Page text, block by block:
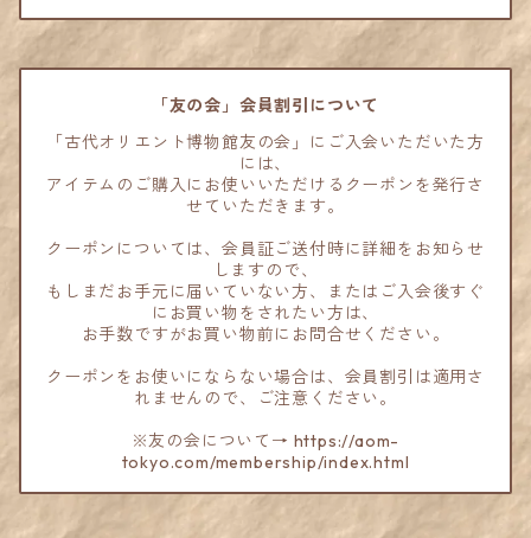
「友の会」会員割引について
「古代オリエント博物館友の会」にご入会いただいた方
には、
アイテムのご購入にお使いいただけるクーポンを発行さ
せていただきます。
クーポンについては、会員証ご送付時に詳細をお知らせ
しますので、
もしまだお手元に届いていない方、またはご入会後すぐ
にお買い物をされたい方は、
お手数ですがお買い物前にお問合せください。
クーポンをお使いにならない場合は、会員割引は適用さ
れませんので、ご注意ください。
※友の会について→ https://aom-
tokyo.com/membership/index.html